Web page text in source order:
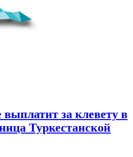
выплатит за клевету в
Туркестанской